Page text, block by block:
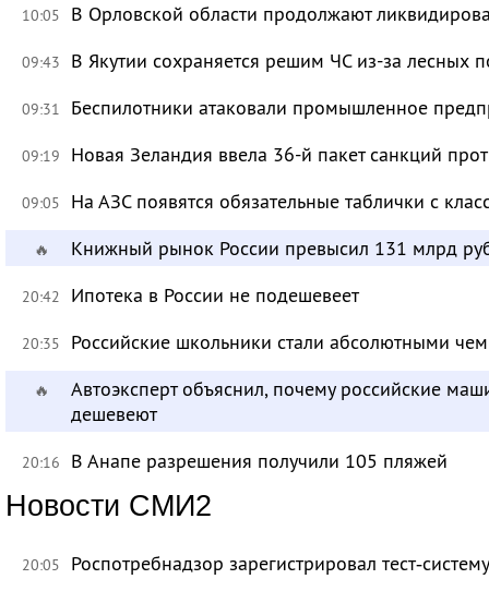
10:05 В Орловской области продолжают
09:43 В Якутии сохраняется решим ЧС из-за лесных
09:31 Беспилотники атаковали промышленное
09:19 Новая Зеландия ввела 36-й пакет санкций
09:05 На АЗС появятся обязательные таблички с
🔥 Книжный рынок России превысил 131 млрд
20:42 Ипотека в России не подешевеет
20:35 Российские школьники стали абсолютными
🔥
Автоэксперт объяснил, почему российские
дешевеют
20:16 В Анапе разрешения получили 105 пляжей
Новости СМИ2
20:05 Роспотребнадзор зарегистрировал